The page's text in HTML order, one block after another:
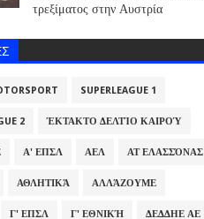
τρεξίματος στην Αυστρία
SUPERLEAGUE 1
2 ΈΚΤΑΚΤΟ ΔΕΛΤΊΟ ΚΑΙΡΟΎ
Α' ΕΠΣΛ ΑΕΛ ΑΤ ΕΛΑΣΣΌΝΑΣ
ΑΘΛΗΤΙΚΆ ΑΛΛΆΖΟΥΜΕ
Γ' ΕΠΣΛ Γ' ΕΘΝΙΚΉ ΔΕΔΔΗΕ ΑΕ